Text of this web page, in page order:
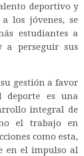
deportivo y
los jóvenes, se
estudiantes a
a perseguir sus
gestión a favor
es una
integral de
el trabajo en
como esta,
en el impulso al